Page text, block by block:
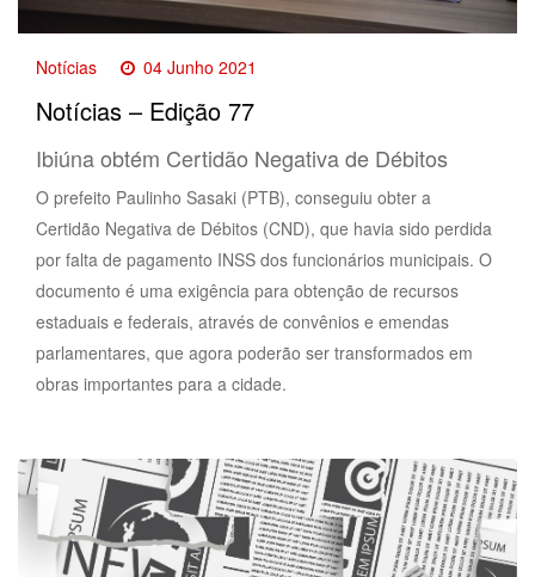
Notícias 04 Junho 2021
Notícias – Edição 77
Ibiúna obtém Certidão Negativa de Débitos
O prefeito Paulinho Sasaki (PTB), conseguiu obter a
Certidão Negativa de Débitos (CND), que havia sido perdida
por falta de pagamento INSS dos funcionários municipais. O
documento é uma exigência para obtenção de recursos
estaduais e federais, através de convênios e emendas
parlamentares, que agora poderão ser transformados em
obras importantes para a cidade.